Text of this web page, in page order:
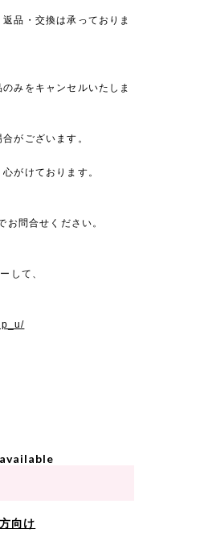
品・交換は承っておりま
みをキャンセルいたしま
がございます。
がけております。
問合せください。
して、
向け